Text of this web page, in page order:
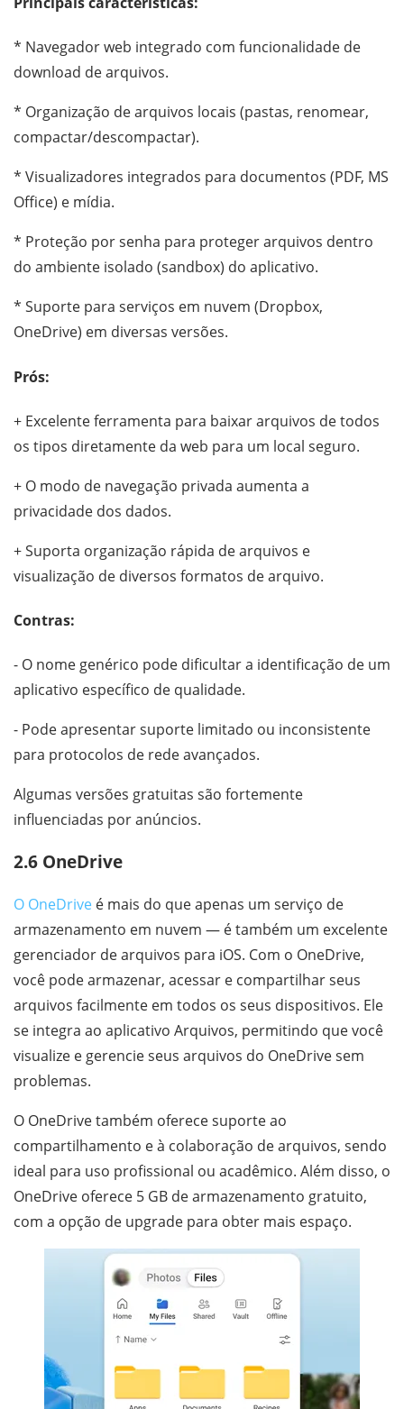
* Navegador web integrado com funcionalidade de
download de arquivos.
* Organização de arquivos locais (pastas, renomear,
compactar/descompactar).
* Visualizadores integrados para documentos (PDF, MS
Office) e mídia.
* Proteção por senha para proteger arquivos dentro
do ambiente isolado (sandbox) do aplicativo.
* Suporte para serviços em nuvem (Dropbox,
OneDrive) em diversas versões.
Prós:
+ Excelente ferramenta para baixar arquivos de todos
os tipos diretamente da web para um local seguro.
+ O modo de navegação privada aumenta a
privacidade dos dados.
+ Suporta organização rápida de arquivos e
visualização de diversos formatos de arquivo.
Contras:
- O nome genérico pode dificultar a identificação de um
aplicativo específico de qualidade.
- Pode apresentar suporte limitado ou inconsistente
para protocolos de rede avançados.
Algumas versões gratuitas são fortemente
influenciadas por anúncios.
2.6 OneDrive
O OneDrive é mais do que apenas um serviço de
armazenamento em nuvem — é também um excelente
gerenciador de arquivos para iOS. Com o OneDrive,
você pode armazenar, acessar e compartilhar seus
arquivos facilmente em todos os seus dispositivos. Ele
se integra ao aplicativo Arquivos, permitindo que você
visualize e gerencie seus arquivos do OneDrive sem
problemas.
O OneDrive também oferece suporte ao
compartilhamento e à colaboração de arquivos, sendo
ideal para uso profissional ou acadêmico. Além disso, o
OneDrive oferece 5 GB de armazenamento gratuito,
com a opção de upgrade para obter mais espaço.